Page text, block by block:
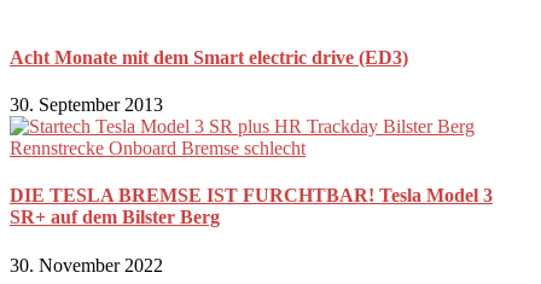
Acht Monate mit dem Smart electric drive (ED3)
30. September 2013
DIE TESLA BREMSE IST FURCHTBAR! Tesla Model 3
SR+ auf dem Bilster Berg
30. November 2022